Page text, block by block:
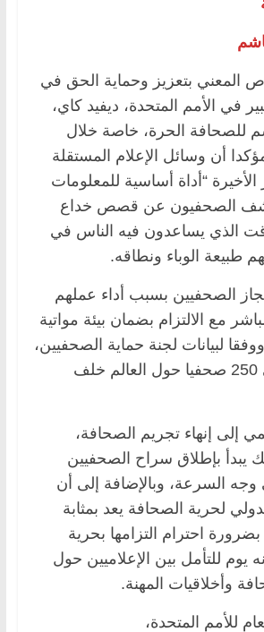
المعني بتعزيز وحماية الحق في
في الأمم المتحدة، ديفيد كاي،
للصحافة الحرة، خاصة خلال
أن وسائل الإعلام المستقلة
“أداة أساسية للمعلومات
الصحفيون عن قصص خداع
الذي يساعدون فيه الناس في
طبيعة الوباء ونطاقه.
الصحفيين بسبب أداء عملهم
مع الالتزام بضمان بيئة مواتية
لبيانات لجنة حماية الصحفيين،
يوجد حاليا حوالي 250 صحفيا حول العالم خلف
إلى إنهاء تجريم الصحافة،
يبدأ بإطلاق سراح الصحفيين
السرعة، وبالإضافة إلى أن
لحرية الصحافة يعد بمثابة
احترام التزامها بحرية
يوم للتأمل بين الإعلاميين حول
وأخلاقيات المهنة.
للأمم المتحدة،